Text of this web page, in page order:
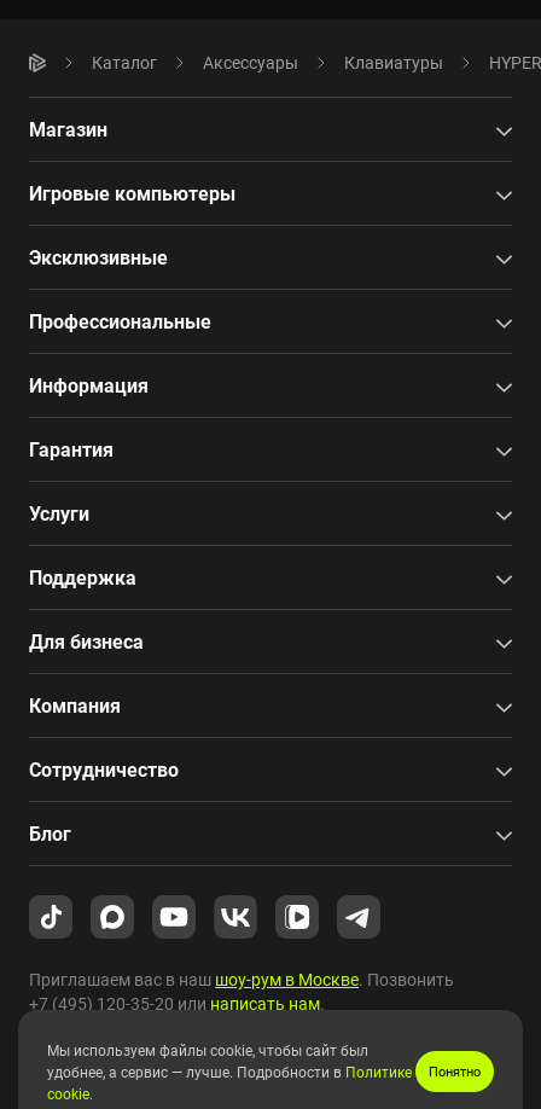
Каталог Аксессуары Клавиатуры
Магазин
Игровые компьютеры
Эксклюзивные
Профессиональные
Информация
Гарантия
Услуги
Поддержка
Для бизнеса
Компания
Сотрудничество
Блог
Приглашаем вас в наш шоу-рум в Москве. Позвонить
+7 (495) 120-35-20 или написать нам.
Copyright © 2010-2026 HYPERPC.
Мы используем файлы cookie, чтобы сайт был
удобнее, а сервис — лучше. Подробности в Политике
cookie.
Понятно